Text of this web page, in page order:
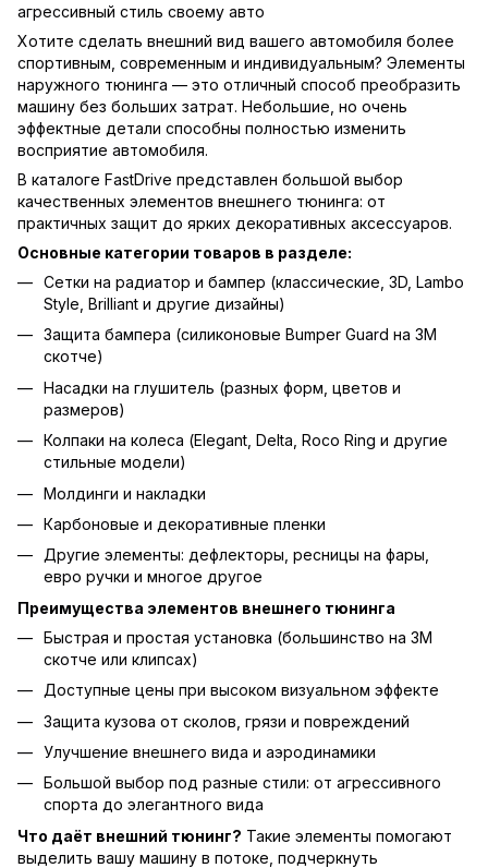
агрессивный стиль своему авто
Хотите сделать внешний вид вашего автомобиля более
спортивным, современным и индивидуальным? Элементы
наружного тюнинга — это отличный способ преобразить
машину без больших затрат. Небольшие, но очень
эффектные детали способны полностью изменить
восприятие автомобиля.
В каталоге FastDrive представлен большой выбор
качественных элементов внешнего тюнинга: от
практичных защит до ярких декоративных аксессуаров.
Основные категории товаров в разделе:
Сетки на радиатор и бампер (классические, 3D, Lambo
Style, Brilliant и другие дизайны)
Защита бампера (силиконовые Bumper Guard на 3М
скотче)
Насадки на глушитель (разных форм, цветов и
размеров)
Колпаки на колеса (Elegant, Delta, Roco Ring и другие
стильные модели)
Молдинги и накладки
Карбоновые и декоративные пленки
Другие элементы: дефлекторы, ресницы на фары,
евро ручки и многое другое
Преимущества элементов внешнего тюнинга
Быстрая и простая установка (большинство на 3М
скотче или клипсах)
Доступные цены при высоком визуальном эффекте
Защита кузова от сколов, грязи и повреждений
Улучшение внешнего вида и аэродинамики
Большой выбор под разные стили: от агрессивного
спорта до элегантного вида
Что даёт внешний тюнинг? Такие элементы помогают
выделить вашу машину в потоке, подчеркнуть